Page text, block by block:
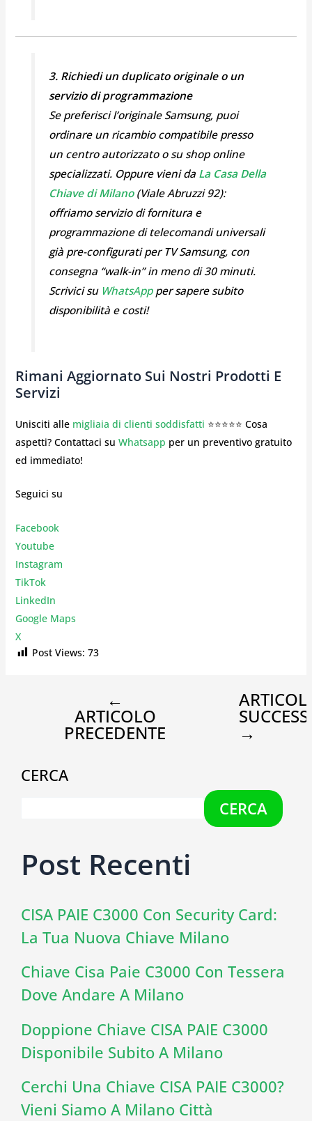
3. Richiedi un duplicato originale o un
servizio di programmazione
Se preferisci l’originale Samsung, puoi
ordinare un ricambio compatibile presso
un centro autorizzato o su shop online
specializzati. Oppure vieni da La Casa Della
Chiave di Milano(Viale Abruzzi 92):
offriamo servizio di fornitura e
programmazione di telecomandi universali
già pre-configurati per TV Samsung, con
consegna “walk-in” in meno di 30 minuti.
Scrivici su WhatsAppper sapere subito
disponibilità e costi!
Rimani Aggiornato Sui Nostri Prodotti E
Servizi
Unisciti alle migliaia di clienti soddisfatti ⭐⭐⭐⭐⭐ Cosa
aspetti? Contattaci su Whatsapp per un preventivo gratuito
ed immediato!
Seguici su
Facebook
Youtube
Instagram
TikTok
LinkedIn
Google Maps
X
Post Views: 73
←
ARTICOLO
PRECEDENTE →
CERCA
CERCA
Post Recenti
CISA PAIE C3000 Con Security Card:
La Tua Nuova Chiave Milano
Chiave Cisa Paie C3000 Con Tessera
Dove Andare A Milano
Doppione Chiave CISA PAIE C3000
Disponibile Subito A Milano
Cerchi Una Chiave CISA PAIE C3000?
Vieni Siamo A Milano Città